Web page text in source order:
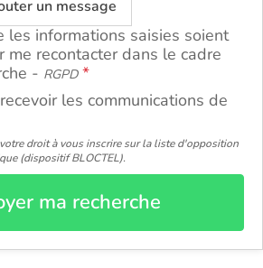
un message
les informations saisies soient
me recontacter dans le cadre
- RGPD
les communications de
droit à vous inscrire sur la liste d'opposition
(dispositif BLOCTEL).
ma recherche